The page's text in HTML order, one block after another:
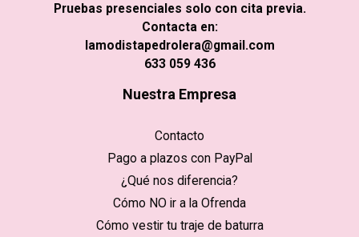
Pruebas presenciales solo con cita previa.
Contacta en:
lamodistapedrolera@gmail.com
633 059 436
Nuestra Empresa
Contacto
Pago a plazos con PayPal
¿Qué nos diferencia?
Cómo NO ir a la Ofrenda
Cómo vestir tu traje de baturra